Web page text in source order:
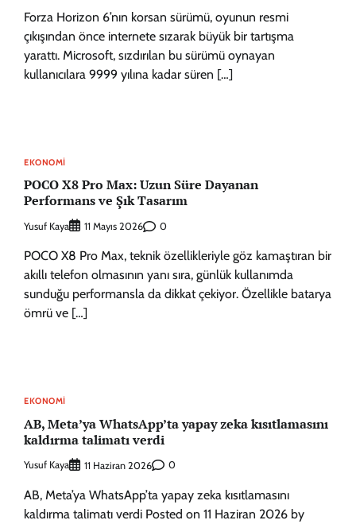
Forza Horizon 6’nın korsan sürümü, oyunun resmi
çıkışından önce internete sızarak büyük bir tartışma
yarattı. Microsoft, sızdırılan bu sürümü oynayan
kullanıcılara 9999 yılına kadar süren […]
EKONOMI
POCO X8 Pro Max: Uzun Süre Dayanan
Performans ve Şık Tasarım
Yusuf Kaya 11 Mayıs 2026 0
POCO X8 Pro Max, teknik özellikleriyle göz kamaştıran bir
akıllı telefon olmasının yanı sıra, günlük kullanımda
sunduğu performansla da dikkat çekiyor. Özellikle batarya
ömrü ve […]
EKONOMI
AB, Meta’ya WhatsApp’ta yapay zeka kısıtlamasını
kaldırma talimatı verdi
Yusuf Kaya 11 Haziran 2026 0
AB, Meta’ya WhatsApp’ta yapay zeka kısıtlamasını
kaldırma talimatı verdi Posted on 11 Haziran 2026 by